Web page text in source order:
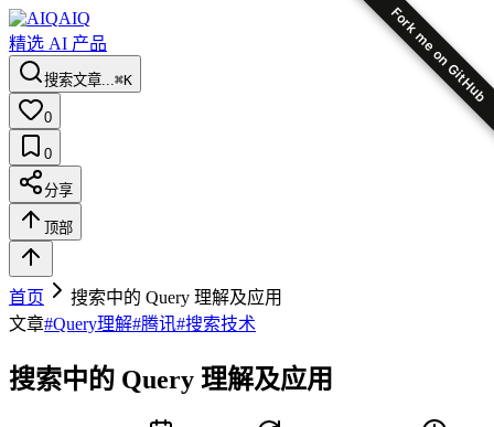
Fork me on GitHub
AIQ
精选 AI 产品
搜索文章...⌘K
0
0
分享
顶部
首页
搜索中的 Query 理解及应用
文章#Query理解#腾讯#搜索技术
搜索中的 Query 理解及应用